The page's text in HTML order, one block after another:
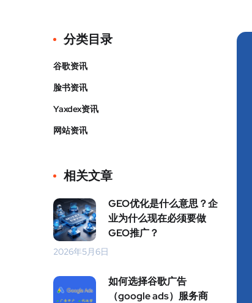
分类目录
谷歌资讯
脸书资讯
Yaxdex资讯
网站资讯
相关文章
GEO优化是什么意思？企
业为什么现在必须要做
GEO推广？
2026年5月6日
如何选择谷歌广告
（google ads）服务商